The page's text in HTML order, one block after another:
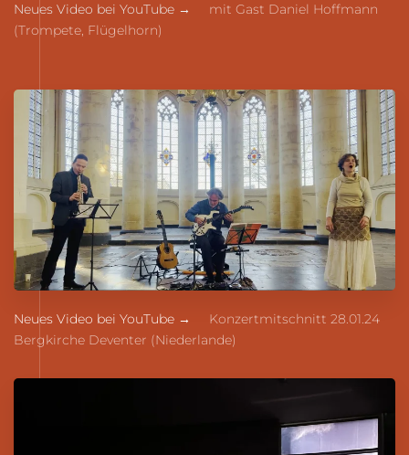
Neues Video bei YouTube →
mit Gast Daniel Hoffmann
(Trompete, Flügelhorn)
Neues Video bei YouTube →
Konzertmitschnitt 28.01.24
Bergkirche Deventer (Niederlande)